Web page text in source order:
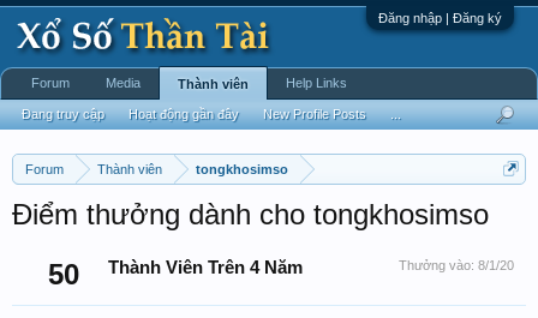
Đăng nhập | Đăng ký
Forum Thành viên tongkhosimso
Điểm thưởng dành cho tongkhosimso
50
Thưởng vào: 8/1/20
Thành Viên Trên 4 Năm
Forum Media Thành viên
Đang truy cập Hoạt động gần đây New Profile Posts
Help Links